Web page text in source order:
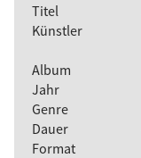
Titel
Künstler
Album
Jahr
Genre
Dauer
Format